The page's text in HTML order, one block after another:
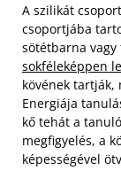
A szilikát
csoportjába
sötétbarna vagy
sokféleképpen
kövének
Energiája
kő tehát a
megfigyelés, a
képességével